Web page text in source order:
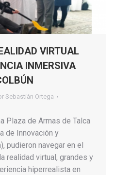
VIRTUAL
INMERSIVA
Sebastián Ortega
Plaza de Armas de Talca
de Innovación y
pudieron navegar en el
realidad virtual, grandes y
hiperrealista en